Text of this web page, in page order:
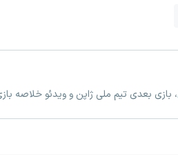
بازی بعدی تیم ملی ژاپن و ویدئو خلاصه